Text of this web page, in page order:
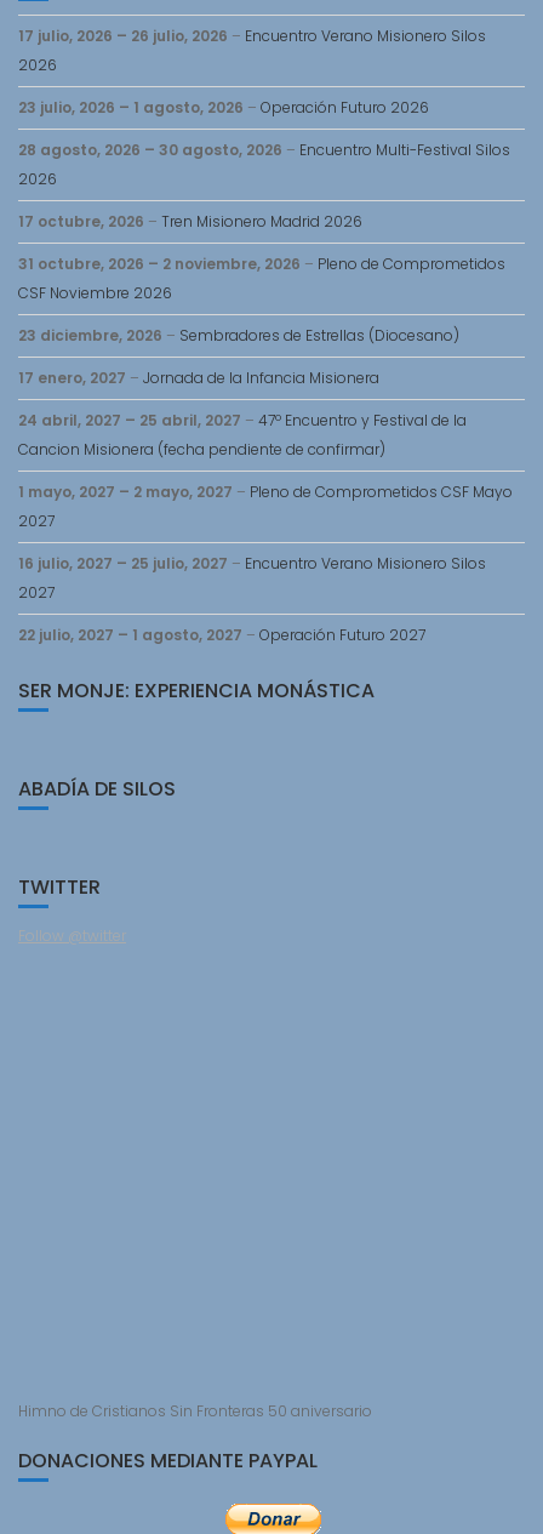
17 julio, 2026 – 26 julio, 2026 – Encuentro Verano Misionero Silos
2026
23 julio, 2026 – 1 agosto, 2026 – Operación Futuro 2026
28 agosto, 2026 – 30 agosto, 2026 – Encuentro Multi-Festival Silos
2026
17 octubre, 2026 – Tren Misionero Madrid 2026
31 octubre, 2026 – 2 noviembre, 2026 – Pleno de Comprometidos
CSF Noviembre 2026
23 diciembre, 2026 – Sembradores de Estrellas (Diocesano)
17 enero, 2027 – Jornada de la Infancia Misionera
24 abril, 2027 – 25 abril, 2027 – 47º Encuentro y Festival de la
Cancion Misionera (fecha pendiente de confirmar)
1 mayo, 2027 – 2 mayo, 2027 – Pleno de Comprometidos CSF Mayo
2027
16 julio, 2027 – 25 julio, 2027 – Encuentro Verano Misionero Silos
2027
22 julio, 2027 – 1 agosto, 2027 – Operación Futuro 2027
SER MONJE: EXPERIENCIA MONÁSTICA
ABADÍA DE SILOS
TWITTER
Follow @twitter
Himno de Cristianos Sin Fronteras 50 aniversario
DONACIONES MEDIANTE PAYPAL